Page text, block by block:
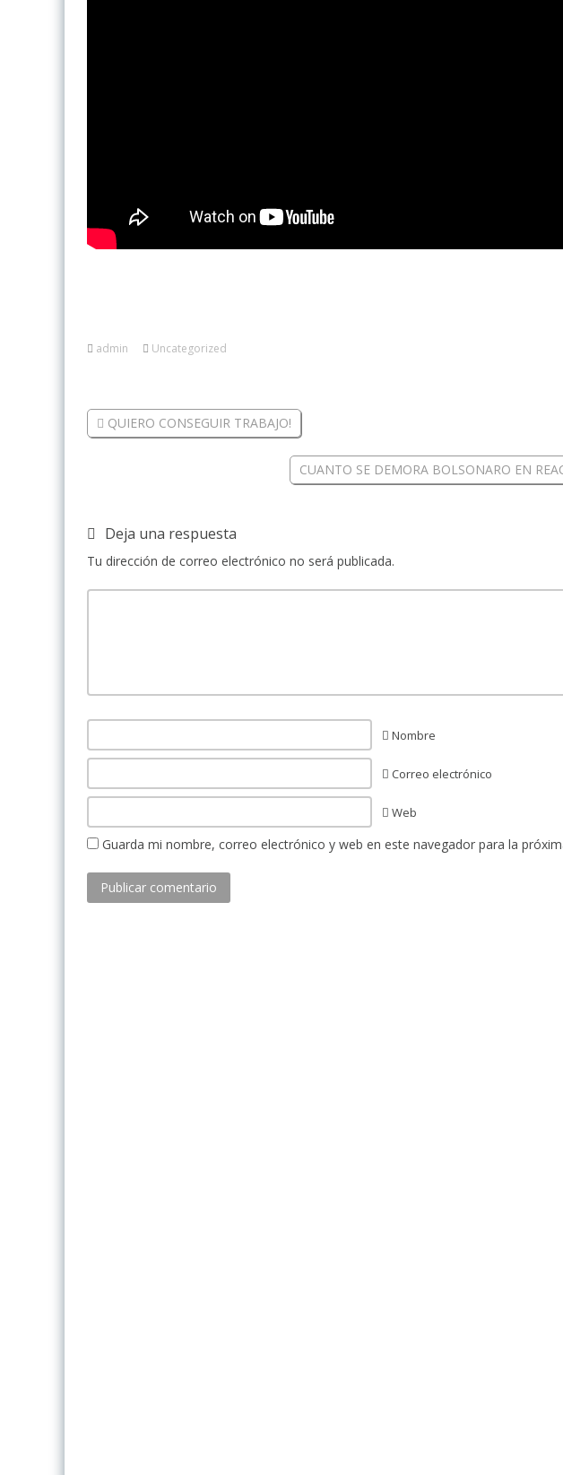
admin Uncategorized
QUIERO CONSEGUIR TRABAJO!
CUANTO SE DEMORA BOLSONARO EN
Deja una respuesta
Tu dirección de correo electrónico no será publicada.
Nombre
Correo electrónico
Web
Guarda mi nombre, correo electrónico y web en este navegador para la